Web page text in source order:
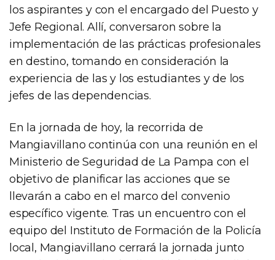
los aspirantes y con el encargado del Puesto y
Jefe Regional. Allí, conversaron sobre la
implementación de las prácticas profesionales
en destino, tomando en consideración la
experiencia de las y los estudiantes y de los
jefes de las dependencias.
En la jornada de hoy, la recorrida de
Mangiavillano continúa con una reunión en el
Ministerio de Seguridad de La Pampa con el
objetivo de planificar las acciones que se
llevarán a cabo en el marco del convenio
específico vigente. Tras un encuentro con el
equipo del Instituto de Formación de la Policía
local, Mangiavillano cerrará la jornada junto